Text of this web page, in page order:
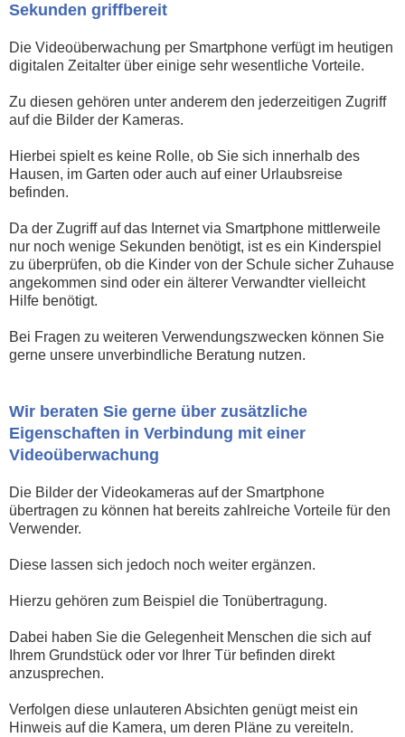
Sekunden griffbereit
Die Videoüberwachung per Smartphone verfügt im heutigen
digitalen Zeitalter über einige sehr wesentliche Vorteile.
Zu diesen gehören unter anderem den jederzeitigen Zugriff
auf die Bilder der Kameras.
Hierbei spielt es keine Rolle, ob Sie sich innerhalb des
Hausen, im Garten oder auch auf einer Urlaubsreise
befinden.
Da der Zugriff auf das Internet via Smartphone mittlerweile
nur noch wenige Sekunden benötigt, ist es ein Kinderspiel
zu überprüfen, ob die Kinder von der Schule sicher Zuhause
angekommen sind oder ein älterer Verwandter vielleicht
Hilfe benötigt.
Bei Fragen zu weiteren Verwendungszwecken können Sie
gerne unsere unverbindliche Beratung nutzen.
Wir beraten Sie gerne über zusätzliche
Eigenschaften in Verbindung mit einer
Videoüberwachung
Die Bilder der Videokameras auf der Smartphone
übertragen zu können hat bereits zahlreiche Vorteile für den
Verwender.
Diese lassen sich jedoch noch weiter ergänzen.
Hierzu gehören zum Beispiel die Tonübertragung.
Dabei haben Sie die Gelegenheit Menschen die sich auf
Ihrem Grundstück oder vor Ihrer Tür befinden direkt
anzusprechen.
Verfolgen diese unlauteren Absichten genügt meist ein
Hinweis auf die Kamera, um deren Pläne zu vereiteln.